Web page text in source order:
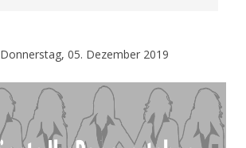
Donnerstag, 05. Dezember 2019
- Anzeige -